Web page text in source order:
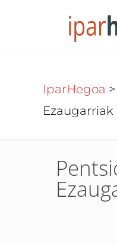
IparHegoa >